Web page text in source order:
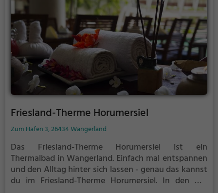
Friesland-Therme Horumersiel
Zum Hafen 3, 26434 Wangerland
Das Friesland-Therme Horumersiel ist ein
Thermalbad in Wangerland. Einfach mal entspannen
und den Alltag hinter sich lassen - genau das kannst
du im Friesland-Therme Horumersiel. In den mit